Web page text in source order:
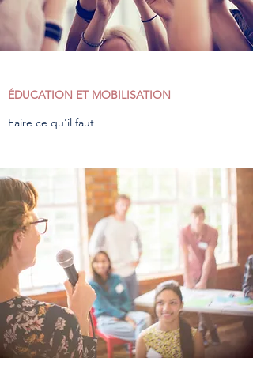
ÉDUCATION ET MOBILISATION
Faire ce qu'il faut